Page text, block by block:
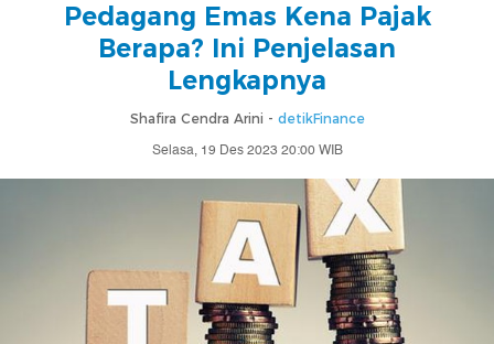
Pedagang Emas Kena Pajak
Berapa? Ini Penjelasan
Lengkapnya
Shafira Cendra Arini - detikFinance
Selasa, 19 Des 2023 20:00 WIB